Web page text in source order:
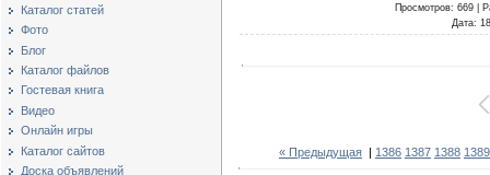
Каталог статей
Фото
Блог
Каталог файлов
Гостевая книга
Видео
Онлайн игры
Каталог сайтов
Доска объявлений
Просмотров: 669 |
Дата:
« Предыдущая | 1386 1387 1388 1389